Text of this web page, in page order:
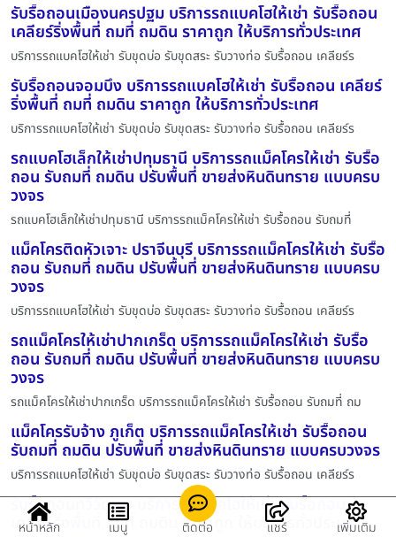
รับรื้อถอนเมืองนครปฐม บริการรถแบคโฮให้เช่า รับรื้อถอน
เคลียร์ริ่งพื้นที่ ถมที่ ถมดิน ราคาถูก ให้บริการทั่วประเทศ
บริการรถแบคโฮให้เช่า รับขุดบ่อ รับขุดสระ รับวางท่อ รับรื้อถอน เคลียร์ร
รับรื้อถอนจอมบึง บริการรถแบคโฮให้เช่า รับรื้อถอน เคลียร์
ริ่งพื้นที่ ถมที่ ถมดิน ราคาถูก ให้บริการทั่วประเทศ
บริการรถแบคโฮให้เช่า รับขุดบ่อ รับขุดสระ รับวางท่อ รับรื้อถอน เคลียร์ร
รถแบคโฮเล็กให้เช่าปทุมธานี บริการรถแม็คโครให้เช่า รับรื้อ
ถอน รับถมที่ ถมดิน ปรับพื้นที่ ขายส่งหินดินทราย แบบครบ
วงจร
รถแบคโฮเล็กให้เช่าปทุมธานี บริการรถแม็คโครให้เช่า รับรื้อถอน รับถมที่
แม็คโครติดหัวเจาะ ปราจีนบุรี บริการรถแม็คโครให้เช่า รับรื้อ
ถอน รับถมที่ ถมดิน ปรับพื้นที่ ขายส่งหินดินทราย แบบครบ
วงจร
บริการรถแบคโฮให้เช่า รับขุดบ่อ รับขุดสระ รับวางท่อ รับรื้อถอน เคลียร์ร
รถแม็คโครให้เช่าปากเกร็ด บริการรถแม็คโครให้เช่า รับรื้อ
ถอน รับถมที่ ถมดิน ปรับพื้นที่ ขายส่งหินดินทราย แบบครบ
วงจร
รถแม็คโครให้เช่าปากเกร็ด บริการรถแม็คโครให้เช่า รับรื้อถอน รับถมที่ ถม
แม็คโครรับจ้าง ภูเก็ต บริการรถแม็คโครให้เช่า รับรื้อถอน
รับถมที่ ถมดิน ปรับพื้นที่ ขายส่งหินดินทราย แบบครบวงจร
บริการรถแบคโฮให้เช่า รับขุดบ่อ รับขุดสระ รับวางท่อ รับรื้อถอน เคลียร์ร
รับรื้นถอนทวีวัฒนา บริการรถแบคโฮให้เช่า รับรื้อถอน
เคลียร์ริ่งพื้นที่ ถมที่ ถมดิน ราคาถูก ให้บริการทั่วประเทศ
หน้าหลัก เมนู ติดต่อ แชร์ เพิ่มเติม